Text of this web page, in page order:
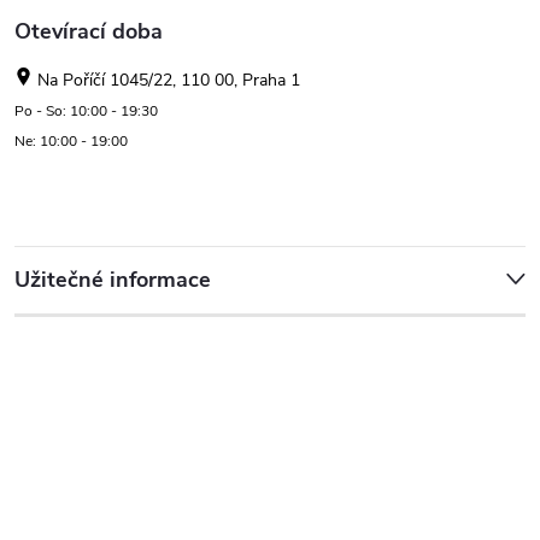
Otevírací doba
Na Poříčí 1045/22, 110 00, Praha 1
Po - So: 10:00 - 19:30
Ne: 10:00 - 19:00
Užitečné informace